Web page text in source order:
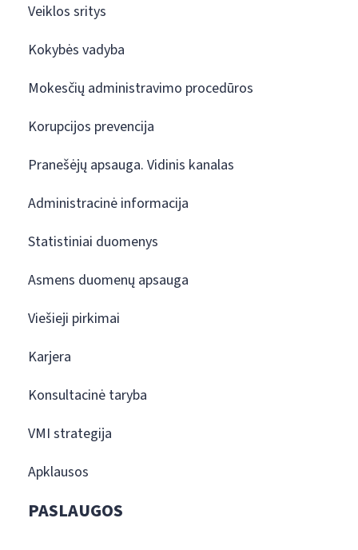
Veiklos sritys
Kokybės vadyba
Mokesčių administravimo procedūros
Korupcijos prevencija
Pranešėjų apsauga. Vidinis kanalas
Administracinė informacija
Statistiniai duomenys
Asmens duomenų apsauga
Viešieji pirkimai
Karjera
Konsultacinė taryba
VMI strategija
Apklausos
PASLAUGOS